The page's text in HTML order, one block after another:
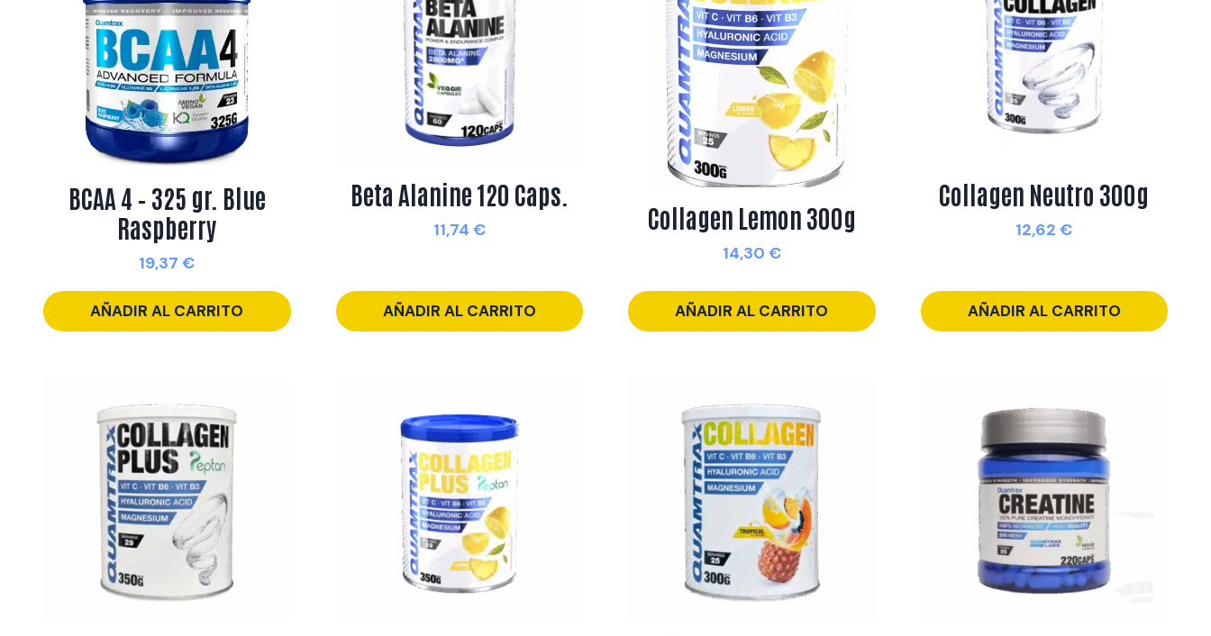
BCAA 4 – 325 gr. Blue
Raspberry
19,37€
AÑADIR AL CARRITO
Beta Alanine 120 Caps.
11,74 €
AÑADIR AL CARRITO
Collagen Lemon 300g
14,30 €
AÑADIR AL CARRITO
Collagen Neutro 300g
12,62€
AÑADIR AL CARRITO